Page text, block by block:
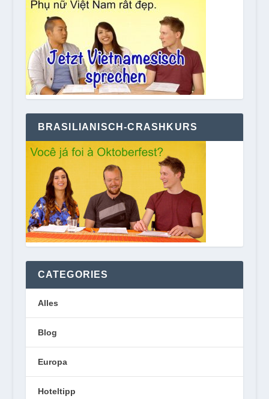
BRASILIANISCH-CRASHKURS
CATEGORIES
Alles
Blog
Europa
Hoteltipp